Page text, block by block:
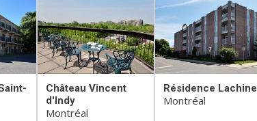
Château Vincent
d'Indy
Montréal
Résidence Lachine
Montréal